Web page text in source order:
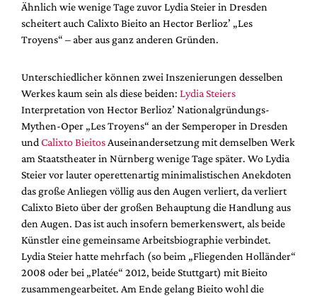
Podcast
Service
Newsletter
Redaktion
Autor:innen
Partner
Mediadaten
Suche
Ähnlich wie wenige Tage zuvor Lydia Steier in Dresden
scheitert auch Calixto Bieito an Hector Berlioz’ „Les
Troyens“ – aber aus ganz anderen Gründen.
Unterschiedlicher können zwei Inszenierungen desselben
Werkes kaum sein als diese beiden: Lydia Steiers
Interpretation von Hector Berlioz’ Nationalgründungs-
Mythen-Oper „Les Troyens“ an der Semperoper in Dresden
und Calixto Bieitos Auseinandersetzung mit demselben Werk
am Staatstheater in Nürnberg wenige Tage später. Wo Lydia
Steier vor lauter operettenartig minimalistischen Anekdoten
das große Anliegen völlig aus den Augen verliert, da verliert
Calixto Bieto über der großen Behauptung die Handlung aus
den Augen. Das ist auch insofern bemerkenswert, als beide
Künstler eine gemeinsame Arbeitsbiographie verbindet.
Lydia Steier hatte mehrfach (so beim „Fliegenden Holländer“
2008 oder bei „Platée“ 2012, beide Stuttgart) mit Bieito
zusammengearbeitet. Am Ende gelang Bieito wohl die